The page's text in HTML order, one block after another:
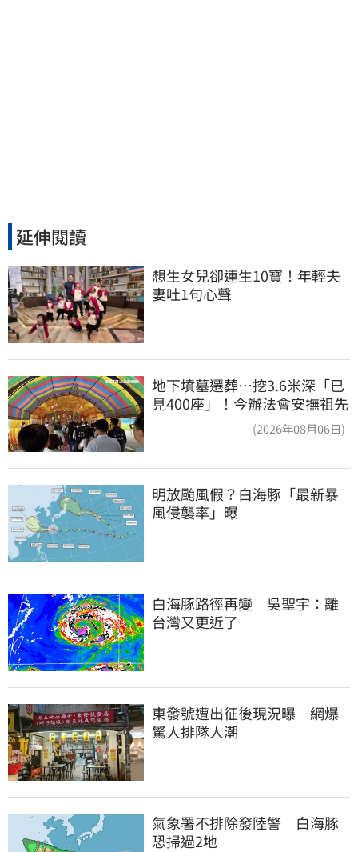
延伸閱讀
想生女兒卻連生10寶！年輕夫
妻吐1句心聲
地下墳墓遷葬…挖3.6米深「已
見400座」！今辦法會安撫祖先
(2026年08月06日)
明放颱風假？白海豚「最新暴
風侵襲率」曝
白海豚路徑再變　吳聖宇：離
台灣又更近了
東發號遭出征後現況曝　網爆
驚人排隊人潮
氣象署不排除發陸警　白海豚
恐掃過2地